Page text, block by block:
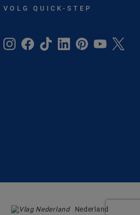
VOLG QUICK-STEP
Nederland